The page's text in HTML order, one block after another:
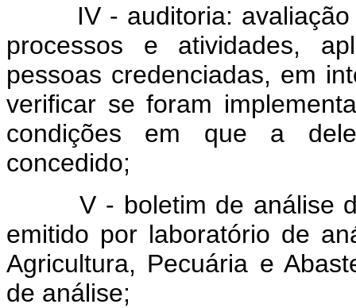
IV - auditoria: avaliação e
processos e atividades,
pessoas credenciadas, em
verificar se foram
condições em que a
concedido;
V - boletim de análise de
emitido por laboratório de
Agricultura, Pecuária e
de análise;